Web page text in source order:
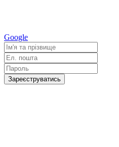
Google
Зареєструватись